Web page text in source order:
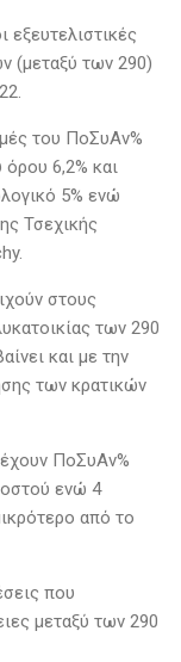
(μεταξύ των 290)
του ΠοΣυΑν%
6,2% και
5% ενώ
Τσεχικής
στους
των 290
και με την
των κρατικών
ΠοΣυΑν%
ενώ 4
από το
που
μεταξύ των 290